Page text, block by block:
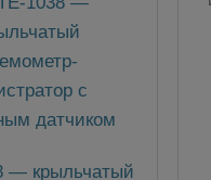
— крыльчатый